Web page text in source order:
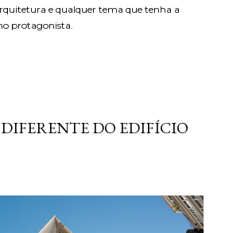
e qualquer tema que tenha a
protagonista.
DO EDIFÍCIO